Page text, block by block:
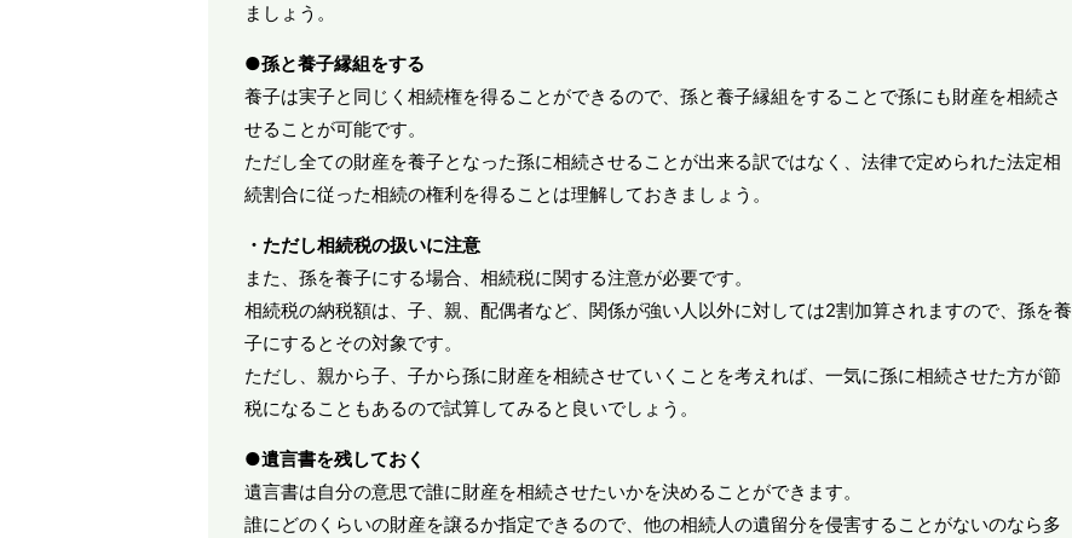
ましょう。
●孫と養子縁組をする
養子は実子と同じく相続権を得ることができるので、孫と養子縁組をすることで孫にも財産を相続さ
せることが可能です。
ただし全ての財産を養子となった孫に相続させることが出来る訳ではなく、法律で定められた法定相
続割合に従った相続の権利を得ることは理解しておきましょう。
・ただし相続税の扱いに注意
また、孫を養子にする場合、相続税に関する注意が必要です。
相続税の納税額は、子、親、配偶者など、関係が強い人以外に対しては2割加算されますので、孫を養
子にするとその対象です。
ただし、親から子、子から孫に財産を相続させていくことを考えれば、一気に孫に相続させた方が節
税になることもあるので試算してみると良いでしょう。
●遺言書を残しておく
遺言書は自分の意思で誰に財産を相続させたいかを決めることができます。
誰にどのくらいの財産を譲るか指定できるので、他の相続人の遺留分を侵害することがないのなら多